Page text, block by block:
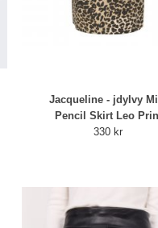
Jacqueline - jdyIvy
Pencil Skirt Leo
330 kr